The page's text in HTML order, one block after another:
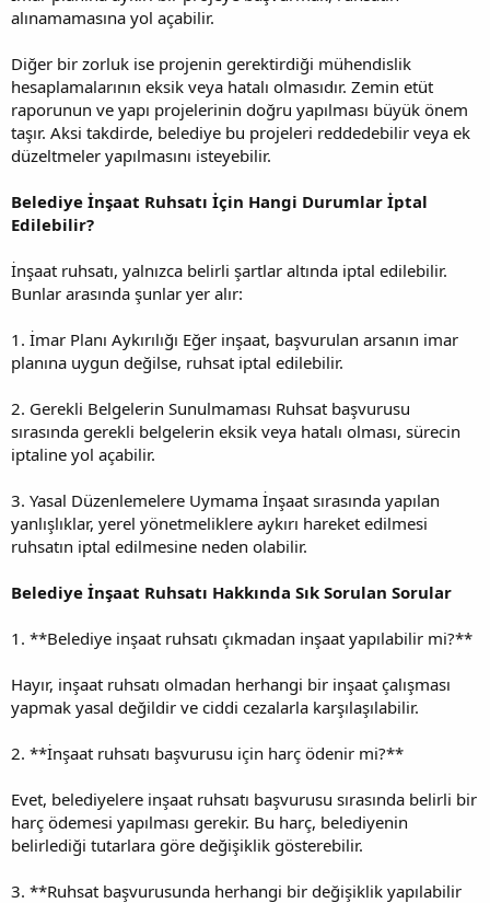
alınamamasına yol açabilir.
Diğer bir zorluk ise projenin gerektirdiği mühendislik
hesaplamalarının eksik veya hatalı olmasıdır. Zemin etüt
raporunun ve yapı projelerinin doğru yapılması büyük önem
taşır. Aksi takdirde, belediye bu projeleri reddedebilir veya ek
düzeltmeler yapılmasını isteyebilir.
Belediye İnşaat Ruhsatı İçin Hangi Durumlar İptal
Edilebilir?
İnşaat ruhsatı, yalnızca belirli şartlar altında iptal edilebilir.
Bunlar arasında şunlar yer alır:
1. İmar Planı Aykırılığı Eğer inşaat, başvurulan arsanın imar
planına uygun değilse, ruhsat iptal edilebilir.
2. Gerekli Belgelerin Sunulmaması Ruhsat başvurusu
sırasında gerekli belgelerin eksik veya hatalı olması, sürecin
iptaline yol açabilir.
3. Yasal Düzenlemelere Uymama İnşaat sırasında yapılan
yanlışlıklar, yerel yönetmeliklere aykırı hareket edilmesi
ruhsatın iptal edilmesine neden olabilir.
Belediye İnşaat Ruhsatı Hakkında Sık Sorulan Sorular
1. **Belediye inşaat ruhsatı çıkmadan inşaat yapılabilir mi?**
Hayır, inşaat ruhsatı olmadan herhangi bir inşaat çalışması
yapmak yasal değildir ve ciddi cezalarla karşılaşılabilir.
2. **İnşaat ruhsatı başvurusu için harç ödenir mi?**
Evet, belediyelere inşaat ruhsatı başvurusu sırasında belirli bir
harç ödemesi yapılması gerekir. Bu harç, belediyenin
belirlediği tutarlara göre değişiklik gösterebilir.
3. **Ruhsat başvurusunda herhangi bir değişiklik yapılabilir